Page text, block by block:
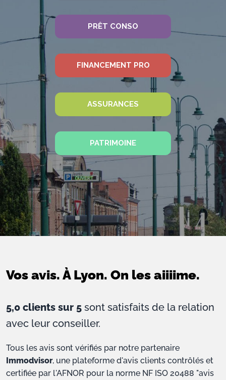
PRÊT CONSO
FINANCEMENT PRO
ASSURANCES
PATRIMOINE
Vos avis. À Lyon. On les aiiiime.
5,0 clients sur 5 sont satisfaits de la relation
avec leur conseiller.
Tous les avis sont vérifiés par notre partenaire
Immodvisor, une plateforme d'avis clients contrôlés et
certifiée par l'AFNOR pour la norme NF ISO 20488 "avis